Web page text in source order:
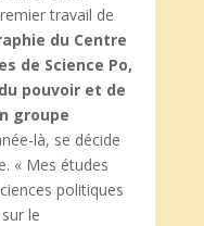
travail de
du Centre
de Science Po,
pouvoir et de
groupe
là, se décide
« Mes études
politiques
le